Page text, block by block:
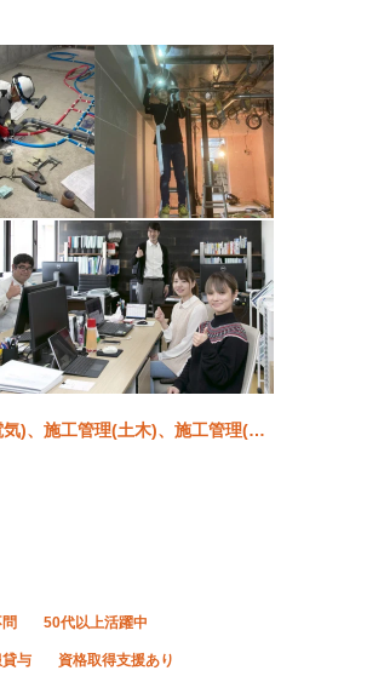
)、施工管理(土木)、施工管理(建
50代以上活躍中
与 資格取得支援あり